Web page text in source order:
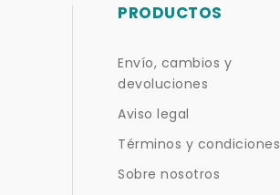
PRODUCTOS
Envío, cambios y
devoluciones
Aviso legal
Términos y condiciones
Sobre nosotros